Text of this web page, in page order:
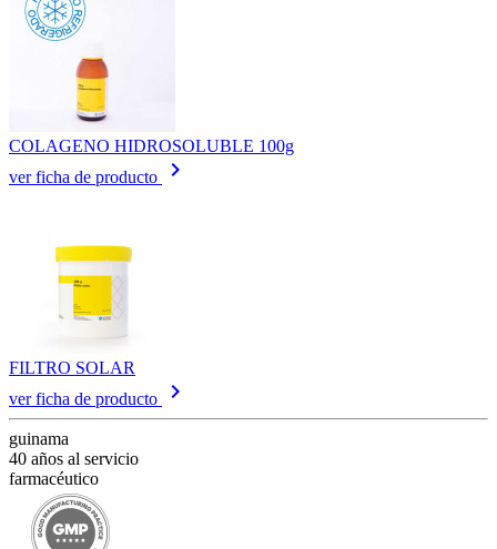
COLAGENO HIDROSOLUBLE 100g
ver ficha de producto
keyboard_arrow_right
FILTRO SOLAR
ver ficha de producto
keyboard_arrow_right
guinama
40 años al servicio
farmacéutico